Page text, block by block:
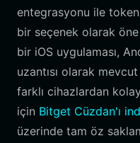
entegrasyonu ile
bir seçenek olarak
bir iOS uygulaması,
uzantısı olarak
farklı cihazlardan
için Bitget Cüzdan'ı
üzerinde tam öz